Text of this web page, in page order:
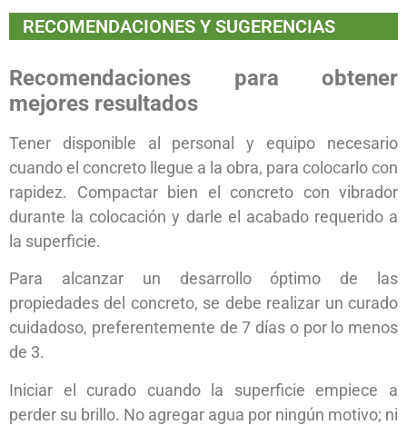
RECOMENDACIONES Y SUGERENCIAS
Recomendaciones para obtener
mejores resultados
Tener disponible al personal y equipo necesario
cuando el concreto llegue a la obra, para colocarlo con
rapidez. Compactar bien el concreto con vibrador
durante la colocación y darle el acabado requerido a
la superficie.
Para alcanzar un desarrollo óptimo de las
propiedades del concreto, se debe realizar un curado
cuidadoso, preferentemente de 7 días o por lo menos
de 3.
Iniciar el curado cuando la superficie empiece a
perder su brillo. No agregar agua por ningún motivo; ni